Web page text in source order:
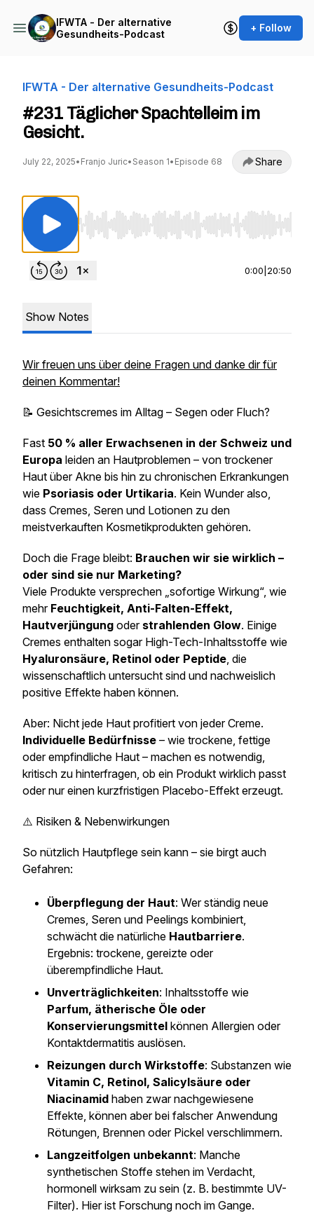
IFWTA - Der alternative
Gesundheits-Podcast
+ Follow
IFWTA - Der alternative Gesundheits-Podcast
#231 Täglicher Spachtelleim im
Gesicht.
July 22, 2025• Franjo Juric• Season 1• Episode 68 Share
Use Left/Right to seek, Home/End to jump to
0:00 20:50
Show Notes
Wir freuen uns über deine Fragen und danke dir für
deinen Kommentar!
📝 Gesichtscremes im Alltag – Segen oder Fluch?
Fast 50 % aller Erwachsenen in der Schweiz und
Europa leiden an Hautproblemen – von trockener
Haut über Akne bis hin zu chronischen Erkrankungen
wie Psoriasis oder Urtikaria. Kein Wunder also,
dass Cremes, Seren und Lotionen zu den
meistverkauften Kosmetikprodukten gehören.
Doch die Frage bleibt: Brauchen wir sie wirklich –
oder sind sie nur Marketing?
Viele Produkte versprechen „sofortige Wirkung“, wie
mehr Feuchtigkeit, Anti-Falten-Effekt,
Hautverjüngung oder strahlenden Glow. Einige
Cremes enthalten sogar High-Tech-Inhaltsstoffe wie
Hyaluronsäure, Retinol oder Peptide, die
wissenschaftlich untersucht sind und nachweislich
positive Effekte haben können.
Aber: Nicht jede Haut profitiert von jeder Creme.
Individuelle Bedürfnisse – wie trockene, fettige
oder empfindliche Haut – machen es notwendig,
kritisch zu hinterfragen, ob ein Produkt wirklich passt
oder nur einen kurzfristigen Placebo-Effekt erzeugt.
⚠️ Risiken & Nebenwirkungen
So nützlich Hautpflege sein kann – sie birgt auch
Gefahren:
Überpflegung der Haut: Wer ständig neue
Cremes, Seren und Peelings kombiniert,
schwächt die natürliche Hautbarriere.
Ergebnis: trockene, gereizte oder
überempfindliche Haut.
Unverträglichkeiten: Inhaltsstoffe wie
Parfum, ätherische Öle oder
Konservierungsmittel können Allergien oder
Kontaktdermatitis auslösen.
Reizungen durch Wirkstoffe: Substanzen wie
Vitamin C, Retinol, Salicylsäure oder
Niacinamid haben zwar nachgewiesene
Effekte, können aber bei falscher Anwendung
Rötungen, Brennen oder Pickel verschlimmern.
Langzeitfolgen unbekannt: Manche
synthetischen Stoffe stehen im Verdacht,
hormonell wirksam zu sein (z. B. bestimmte UV-
Filter). Hier ist Forschung noch im Gange.